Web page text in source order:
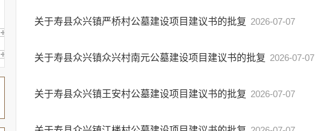
关于寿县众兴镇严桥村公墓建设项目建议书的批复 2026-07-07
关于寿县众兴镇众兴村南元公墓建设项目建议书的批复 2026-07-07
关于寿县众兴镇王安村公墓建设项目建议书的批复 2026-07-07